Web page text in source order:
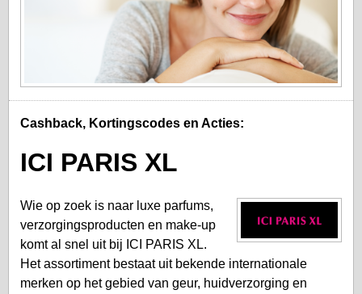
Cashback, Kortingscodes en Acties:
ICI PARIS XL
Wie op zoek is naar luxe parfums,
verzorgingsproducten en make-up
komt al snel uit bij ICI PARIS XL.
Het assortiment bestaat uit bekende internationale
merken op het gebied van geur, huidverzorging en